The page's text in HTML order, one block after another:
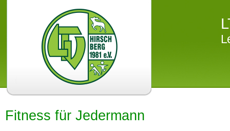
Fitness für Jedermann